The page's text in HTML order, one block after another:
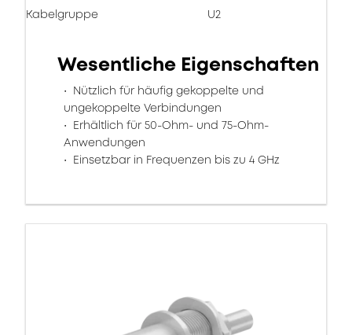
Kabelgruppe U2
Wesentliche Eigenschaften
Nützlich für häufig gekoppelte und
ungekoppelte Verbindungen
Erhältlich für 50-Ohm- und 75-Ohm-
Anwendungen
Einsetzbar in Frequenzen bis zu 4 GHz